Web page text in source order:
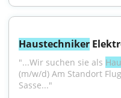
Haustechniker
"...Wir suchen sie als
(m/w/d) Am Standort
Sasse..."